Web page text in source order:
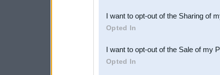
Downstream Participants
third parties.
I want to opt-out of the Sharing of
Opted In
I want to opt-out of the Sale of my
Opted In